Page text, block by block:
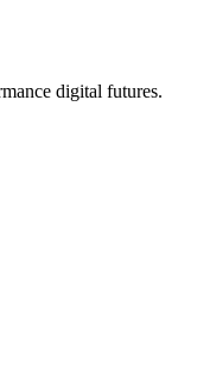
digital futures.